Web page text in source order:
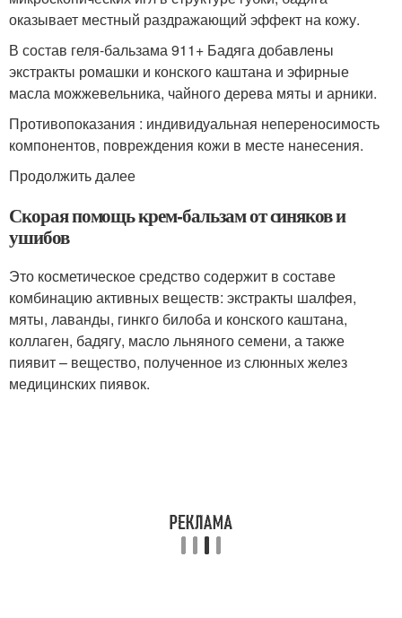
оказывает местный раздражающий эффект на кожу.
В состав геля-бальзама 911+ Бадяга добавлены
экстракты ромашки и конского каштана и эфирные
масла можжевельника, чайного дерева мяты и арники.
Противопоказания : индивидуальная непереносимость
компонентов, повреждения кожи в месте нанесения.
Продолжить далее
Скорая помощь крем-бальзам от синяков и
ушибов
Это косметическое средство содержит в составе
комбинацию активных веществ: экстракты шалфея,
мяты, лаванды, гинкго билоба и конского каштана,
коллаген, бадягу, масло льняного семени, а также
пиявит – вещество, полученное из слюнных желез
медицинских пиявок.